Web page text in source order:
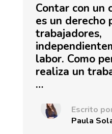
Contar con un
es un derecho
trabajadores,
labor. Como
realiza un
…
Escrito
Paula